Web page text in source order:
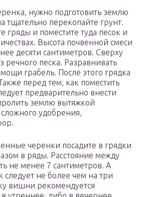
нужно подготовить землю
тщательно перекопайте грунт.
гряды и поместите туда песок и
Высота почвенной смеси
десяти сантиметров. Сверху
речного песка. Разравнивать
грабель. После этого грядка
перед тем, как поместить
предварительно внести
землю вытяжкой
удобрения,
черенки посадите в грядки
в ряды. Расстояние между
не менее 7 сантиметров. А
следует не более чем на три
вишни рекомендуется